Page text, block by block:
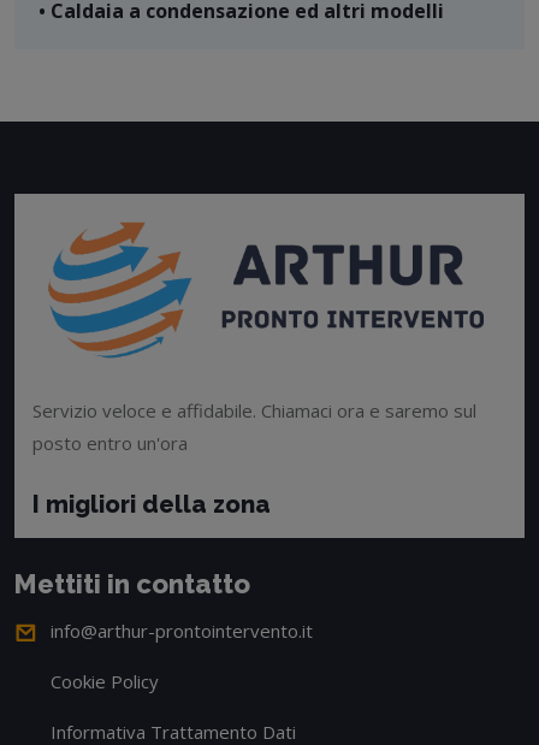
• Caldaia a condensazione ed altri modelli
Servizio veloce e affidabile. Chiamaci ora e saremo sul
posto entro un'ora
I migliori della zona
Mettiti in contatto
info@arthur-prontointervento.it
Cookie Policy
Informativa Trattamento Dati